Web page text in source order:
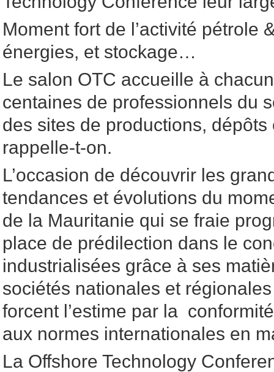
Moment fort de l’activité pétrole
énergies, et stockage…
Le salon OTC accueille à
centaines de professionnels du
des sites de productions,
rappelle-t-on.
L’occasion de découvrir les
tendances et évolutions du
de la Mauritanie qui se fraie
place de prédilection dans le
industrialisées grâce à ses
sociétés nationales et
forcent l’estime par la
aux normes internationales en
La Offshore Technology